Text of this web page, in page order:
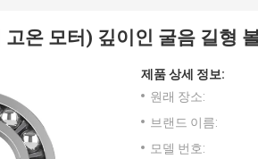
온 모터) 깊이인 굴음 길형
제품 상세 정보:
원래 장소:
브랜드 이름:
모델 번호: